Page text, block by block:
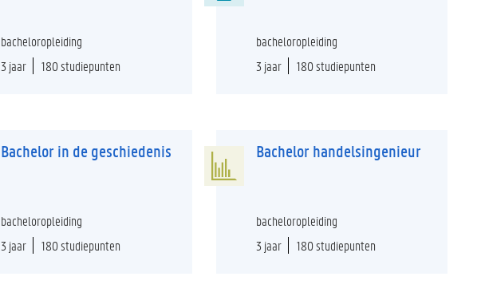
bacheloropleiding
3 jaar
180 studiepunten
bacheloropleiding
3 jaar
180 studiepunten
Bachelor in de geschiedenis
bacheloropleiding
3 jaar
180 studiepunten
Bachelor handelsingenieur
bacheloropleiding
3 jaar
180 studiepunten